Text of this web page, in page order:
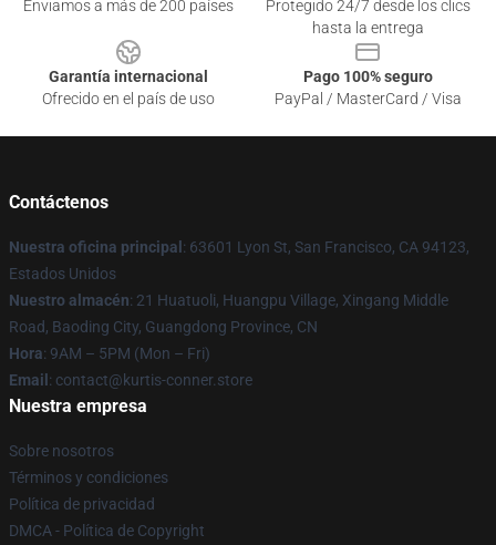
Enviamos a más de 200 países
Protegido 24/7 desde los clics
hasta la entrega
Garantía internacional
Ofrecido en el país de uso
Pago 100% seguro
PayPal / MasterCard / Visa
Contáctenos
Nuestra oficina principal : 63601 Lyon St, San Francisco, CA 94123,
Estados Unidos
Nuestro almacén: 21 Huatuoli, Huangpu Village, Xingang Middle
Road, Baoding City, Guangdong Province, CN
Hora: 9AM – 5PM (Mon – Fri)
Email : contact@kurtis-conner.store
Nuestra empresa
Sobre nosotros
Términos y condiciones
Política de privacidad
DMCA - Política de Copyright